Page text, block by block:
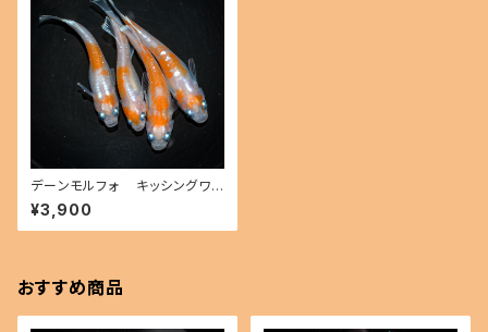
デーンモルフォ キッシングワイ
ドフィン（2026年産まれ） オス2
メス2(現物出品) ikahoff B-0
625-51032-a
¥3,900
おすすめ商品